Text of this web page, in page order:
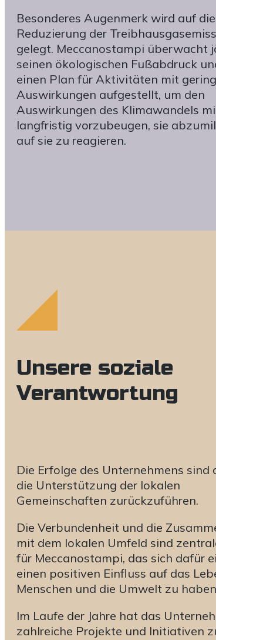
Besonderes Augenmerk wird auf die
Reduzierung der Treibhausgasemissionen
gelegt. Meccanostampi überwacht jährlich
seinen ökologischen Fußabdruck und hat
einen Plan für Aktivitäten mit geringen
Auswirkungen aufgestellt, um den
Auswirkungen des Klimawandels mittel- und
langfristig vorzubeugen, sie abzumildern
auf sie zu reagieren.
Unsere soziale
Verantwortung
Die Erfolge des Unternehmens sind auch auf
die Unterstützung der lokalen
Gemeinschaften zurückzuführen.
Die Verbundenheit und die Zusammenarbeit
mit dem lokalen Umfeld sind zentrale Werte
für Meccanostampi, das sich dafür einsetzt,
einen positiven Einfluss auf das Leben der
Menschen und die Umwelt zu haben.
Im Laufe der Jahre hat das Unternehmen
zahlreiche Projekte und Initiativen zur